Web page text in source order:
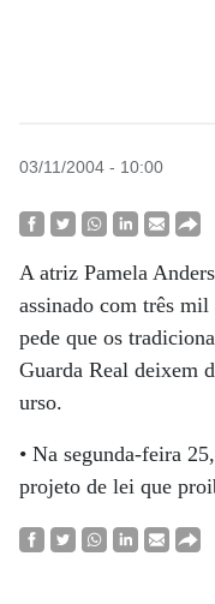
03/11/2004 - 10:00
A atriz Pamela
assinado com três
pede que os
Guarda Real deixem
urso.
• Na segunda-feira
projeto de lei que